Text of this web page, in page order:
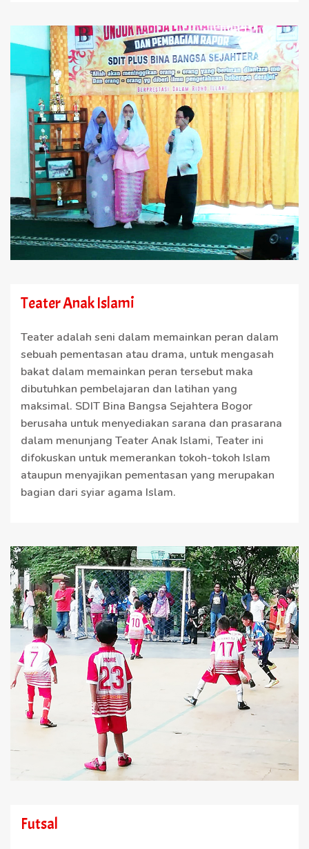
Teater Anak Islami
Teater adalah seni dalam memainkan peran dalam
sebuah pementasan atau drama, untuk mengasah
bakat dalam memainkan peran tersebut maka
dibutuhkan pembelajaran dan latihan yang
maksimal. SDIT Bina Bangsa Sejahtera Bogor
berusaha untuk menyediakan sarana dan prasarana
dalam menunjang Teater Anak Islami, Teater ini
difokuskan untuk memerankan tokoh-tokoh Islam
ataupun menyajikan pementasan yang merupakan
bagian dari syiar agama Islam.
Futsal